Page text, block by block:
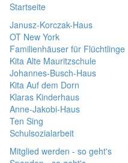
Startseite
Janusz-Korczak-Haus
OT New York
Familienhäuser für Flüchtlinge
Kita Alte Mauritzschule
Johannes-Busch-Haus
Kita Auf dem Dorn
Klaras Kinderhaus
Anne-Jakobi-Haus
Ten Sing
Schulsozialarbeit
Mitglied werden - so geht's